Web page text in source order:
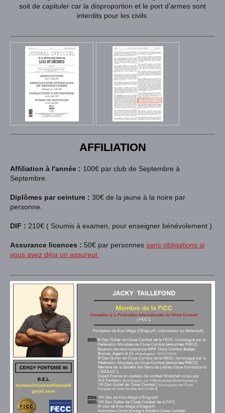
soit de capituler car la disproportion et le port d'armes sont
interdits pour les civils.
AFFILIATION
Affiliation à l'année : 100€ par club de Septembre à
Septembre
Diplômes par ceinture : 30€ de la jaune à la noire par
personne.
DIF : 210€ ( Soumis à examen, pour enseigner bénévolement ).
Assurance licences : 50€ par personnes sans obligations si
vous avez déja un assureur.